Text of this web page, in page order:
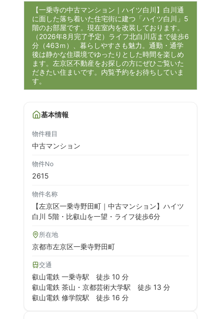
【一乗寺の中古マンション｜ハイツ白川】白川通
に面した落ち着いた住宅街に建つ「ハイツ白川」5
階のお部屋です。現在室内を改装しております。
（2026年8月完了予定）ライフ北白川店まで徒歩6
分（463ｍ）、暮らしやすさも魅力。通勤・通学
後は静かな住環境でゆったりとした時間を楽しめ
ます。左京区不動産をお探しの方にぜひご覧いた
だきたい住まいです。内覧予約をお待ちしていま
す。
基本情報
物件種目
中古マンション
物件No
2615
物件名称
【左京区一乗寺野田町｜中古マンション】ハイツ
白川 5階・比叡山を一望・ライフ徒歩6分
所在地
京都市左京区一乗寺野田町
交通
叡山電鉄 一乗寺駅 徒歩 10 分
叡山電鉄 茶山・京都芸術大学駅 徒歩 13 分
叡山電鉄 修学院駅 徒歩 16 分